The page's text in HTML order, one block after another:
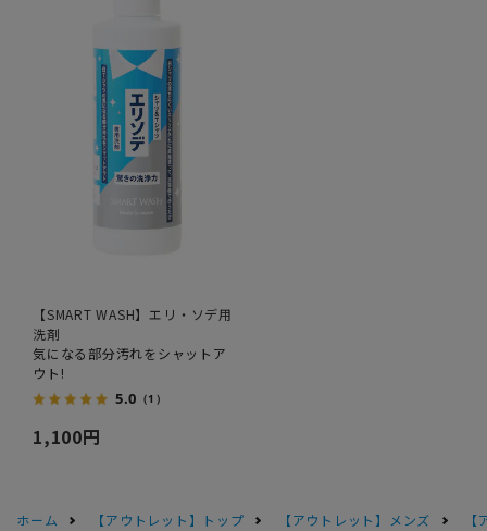
【SMART WASH】エリ・ソデ用
洗剤
気になる部分汚れをシャットア
ウト!
5.0 （1）
1,100円
ホーム 【アウトレット】トップ 【アウトレット】メンズ